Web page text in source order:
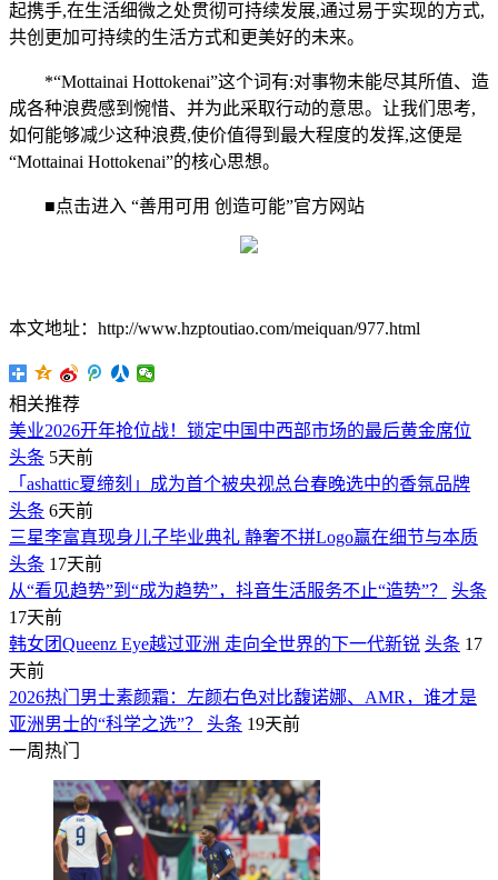
起携手,在生活细微之处贯彻可持续发展,通过易于实现的方式,
共创更加可持续的生活方式和更美好的未来。
*“Mottainai Hottokenai”这个词有:对事物未能尽其所值、造
成各种浪费感到惋惜、并为此采取行动的意思。让我们思考,
如何能够减少这种浪费,使价值得到最大程度的发挥,这便是
“Mottainai Hottokenai”的核心思想。
■点击进入 “善用可用 创造可能”官方网站
本文地址：http://www.hzptoutiao.com/meiquan/977.html
相关推荐
美业2026开年抢位战！锁定中国中西部市场的最后黄金席位
头条 5天前
「ashattic夏缔刻」成为首个被央视总台春晚选中的香氛品牌
头条 6天前
三星李富真现身儿子毕业典礼 静奢不拼Logo赢在细节与本质
头条 17天前
从“看见趋势”到“成为趋势”，抖音生活服务不止“造势”？
头条
17天前
韩女团Queenz Eye越过亚洲 走向全世界的下一代新锐 头条 17
天前
2026热门男士素颜霜：左颜右色对比馥诺娜、AMR，谁才是
亚洲男士的“科学之选”？
头条 19天前
一周热门